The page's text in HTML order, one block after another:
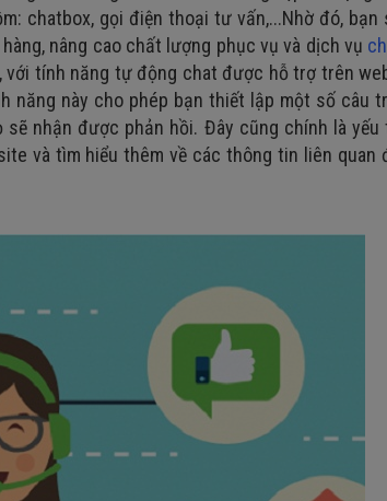
chatbox, gọi điện thoại tư vấn,...Nhờ đó, bạn
nâng cao chất lượng phục vụ và dịch vụ
với tính năng tự động chat được hỗ trợ trên
năng này cho phép bạn thiết lập một số câu
nhận được phản hồi. Đây cũng chính là yếu
và tìm hiểu thêm về các thông tin liên quan